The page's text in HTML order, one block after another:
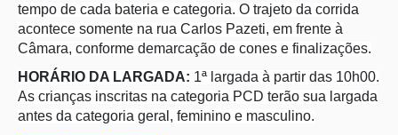
tempo de cada bateria e categoria. O trajeto da corrida
acontece somente na rua Carlos Pazeti, em frente à
Câmara, conforme demarcação de cones e finalizações.
HORÁRIO DA LARGADA: 1ª largada à partir das 10h00.
As crianças inscritas na categoria PCD terão sua largada
antes da categoria geral, feminino e masculino.